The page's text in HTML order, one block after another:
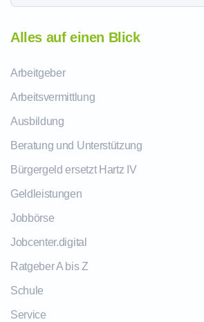
Alles auf einen Blick
Arbeitgeber
Arbeitsvermittlung
Ausbildung
Beratung und Unterstützung
Bürgergeld ersetzt Hartz IV
Geldleistungen
Jobbörse
Jobcenter.digital
Ratgeber A bis Z
Schule
Service